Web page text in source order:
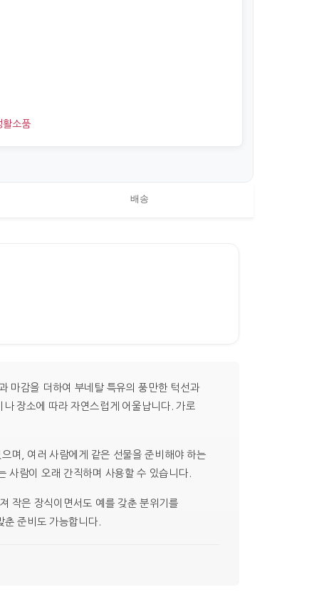
활소품
배송
마감을 더하여 부네탈 특유의 풍만한 턱선과
장소에 따라 자연스럽게 어울납니다. 가로
며, 여러 사람에게 같은 선물을 준비해야 하는
사람이 오래 간직하며 사용할 수 있습니다.
작은 장식이면서도 예를 갖춘 분위기를
춘 준비도 가능합니다.